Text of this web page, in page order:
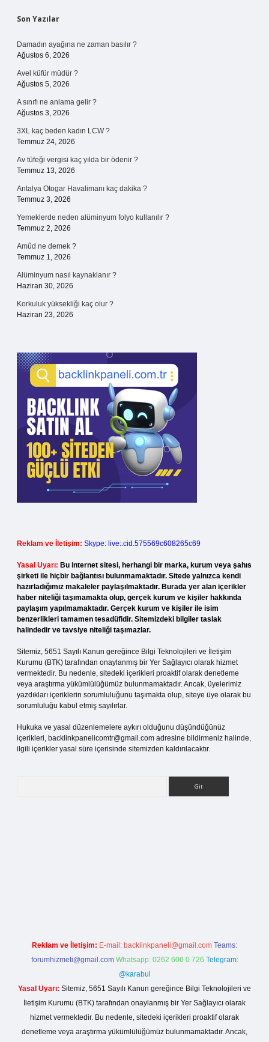
Sidebar
Son Yazılar
Damadın ayağına ne zaman basılır ?
Ağustos 6, 2026
Avel küfür müdür ?
Ağustos 5, 2026
A sınıfı ne anlama gelir ?
Ağustos 3, 2026
3XL kaç beden kadın LCW ?
Temmuz 24, 2026
Av tüfeği vergisi kaç yılda bir ödenir ?
Temmuz 13, 2026
Antalya Otogar Havalimanı kaç dakika ?
Temmuz 3, 2026
Yemeklerde neden alüminyum folyo kullanılır ?
Temmuz 2, 2026
Amûd ne demek ?
Temmuz 1, 2026
Alüminyum nasıl kaynaklanır ?
Haziran 30, 2026
Korkuluk yüksekliği kaç olur ?
Haziran 23, 2026
Reklam ve İletişim: Skype: live:.cid.575569c608265c69
Yasal Uyarı: Bu internet sitesi, herhangi bir marka, kurum veya şahıs
şirketi ile hiçbir bağlantısı bulunmamaktadır. Sitede yalnızca kendi
hazırladığımız makaleler paylaşılmaktadır. Burada yer alan içerikler
haber niteliği taşımamakta olup, gerçek kurum ve kişiler hakkında
paylaşım yapılmamaktadır. Gerçek kurum ve kişiler ile isim
benzerlikleri tamamen tesadüfidir. Sitemizdeki bilgiler taslak
halindedir ve tavsiye niteliği taşımazlar.
Sitemiz, 5651 Sayılı Kanun gereğince Bilgi Teknolojileri ve İletişim
Kurumu (BTK) tarafından onaylanmış bir Yer Sağlayıcı olarak hizmet
vermektedir. Bu nedenle, sitedeki içerikleri proaktif olarak denetleme
veya araştırma yükümlülüğümüz bulunmamaktadır. Ancak, üyelerimiz
yazdıkları içeriklerin sorumluluğunu taşımakta olup, siteye üye olarak bu
sorumluluğu kabul etmiş sayılırlar.
Hukuka ve yasal düzenlemelere aykırı olduğunu düşündüğünüz
içerikleri, backlinkpanelicomtr@gmail.com adresine bildirmeniz halinde,
ilgili içerikler yasal süre içerisinde sitemizden kaldırılacaktır.
Reklam ve İletişim: E-mail: backlinkpaneli@gmail.com Teams:
forumhizmeti@gmail.com Whatsapp: 0262 606 0 726 Telegram:
@karabul
Yasal Uyarı: Sitemiz, 5651 Sayılı Kanun gereğince Bilgi Teknolojileri ve
İletişim Kurumu (BTK) tarafından onaylanmış bir Yer Sağlayıcı olarak
hizmet vermektedir. Bu nedenle, sitedeki içerikleri proaktif olarak
denetleme veya araştırma yükümlülüğümüz bulunmamaktadır. Ancak,